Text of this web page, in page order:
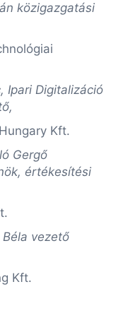
közigazgatási
Ipari Digitalizáció
Kft.
Gergő
értékesítési
vezető
Kft.